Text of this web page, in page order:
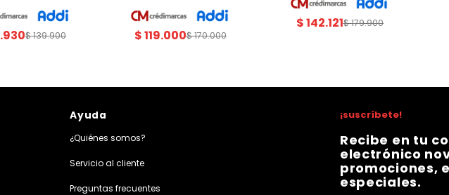
.930$139.900 $119.000$170.000
$142.121$179.900
Ayuda
¿Quiénes somos?
Servicio al cliente
Preguntas frecuentes
¡suscríbete!
Recibe en tu
electrónico
promociones,
especiales.